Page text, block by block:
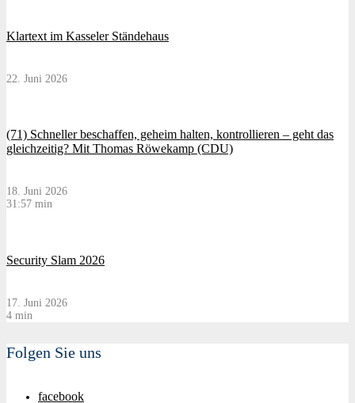
Klartext im Kasseler Ständehaus
22. Juni 2026
(71) Schneller beschaffen, geheim halten, kontrollieren – geht das
gleichzeitig? Mit Thomas Röwekamp (CDU)
18. Juni 2026
31:57 min
Security Slam 2026
17. Juni 2026
4 min
Folgen Sie uns
facebook